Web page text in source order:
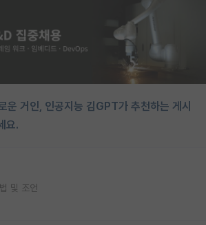
운 거인, 인공지능 김GPT가 추천하는 게시
요.
및 조언